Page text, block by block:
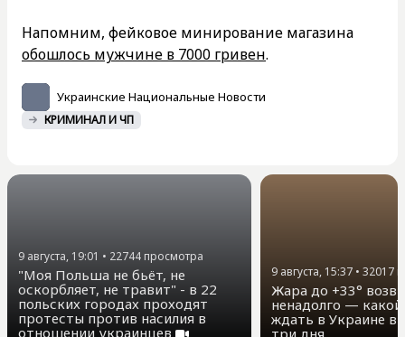
Напомним, фейковое минирование магазина
обошлось мужчине в 7000 гривен.
Украинские Национальные Новости
КРИМИНАЛ И ЧП
9 августа, 19:01 • 22744просмотра
"Моя Польша не бьёт, не
оскорбляет, не травит" - в 22
польских городах проходят
протесты против насилия в
отношении украинцев
9 августа, 15:37 • 32017
Жара до +33°
ненадолго —
ждать в Украине в
три дня